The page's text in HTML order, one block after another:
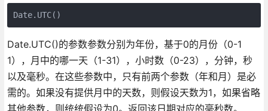
Date.UTC()
Date.UTC()的参数参数分别为年份，基于0的月份（0-1
1），月中的哪一天（1-31），小时数（0-23），分钟，秒
以及毫秒。在这些参数中，只有前两个参数（年和月）是必
需的。如果没有提供月中的天数，则假设天数为1，如果省略
其他参数，则统统假设为0。返回该日期对应的毫秒数。